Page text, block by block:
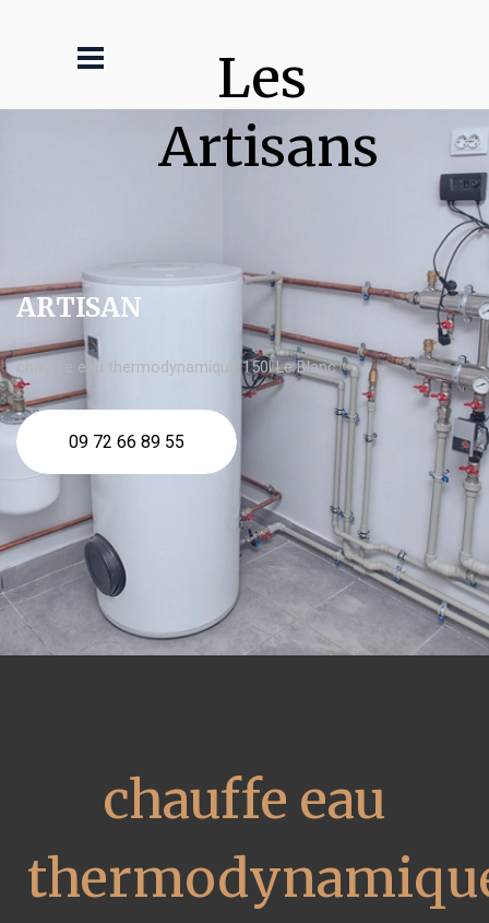
Les
Artisans
ARTISAN
chauffe eau thermodynamique 150l Le Blanc
09 72 66 89 55
chauffe eau